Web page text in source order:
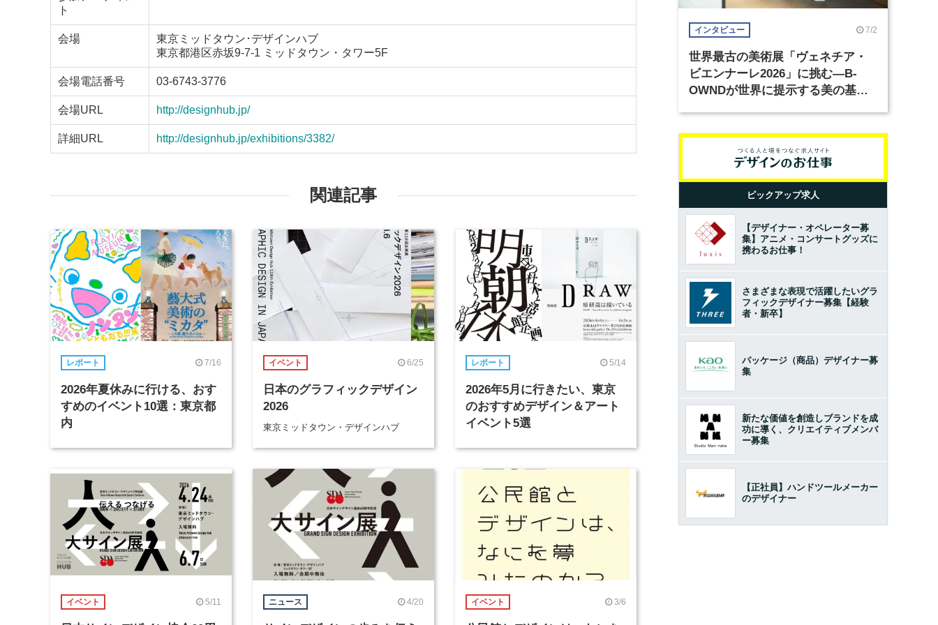
ト
会場
東京ミッドタウン･デザインハブ
東京都港区赤坂9-7-1 ミッドタウン・タワー5F
会場電話番号 03-6743-3776
会場URL http://designhub.jp/
詳細URL http://designhub.jp/exhibitions/3382/
関連記事
レポート 7/16
2026年夏休みに行ける、おす
すめのイベント10選：東京都
内
イベント 6/25
日本のグラフィックデザイン
2026
東京ミッドタウン・デザインハブ
レポート 5/14
2026年5月に行きたい、東京
のおすすめデザイン＆アート
イベント5選
イベント 5/11 ニュース 4/20 イベント 3/6
インタビュー 7/2
世界最古の美術展「ヴェネチア・
ビエンナーレ2026」に挑む―B-
OWNDが世界に提示する美の基準
ピックアップ求人
【デザイナー・オペレーター募
集】アニメ・コンサートグッズに
携わるお仕事！
さまざまな表現で活躍したいグラ
フィックデザイナー募集【経験
者・新卒】
パッケージ（商品）デザイナー募
集
新たな価値を創造しブランドを成
功に導く、クリエイティブメンバ
ー募集
【正社員】ハンドツールメーカー
のデザイナー